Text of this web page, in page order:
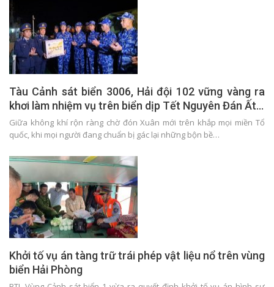
Tàu Cảnh sát biển 3006, Hải đội 102 vững vàng ra
khơi làm nhiệm vụ trên biển dịp Tết Nguyên Đán Ất…
Giữa không khí rộn ràng chờ đón Xuân mới trên khắp mọi miền Tổ
quốc, khi mọi người đang chuẩn bị gác lại những bộn bề…
Khởi tố vụ án tàng trữ trái phép vật liệu nổ trên vùng
biển Hải Phòng